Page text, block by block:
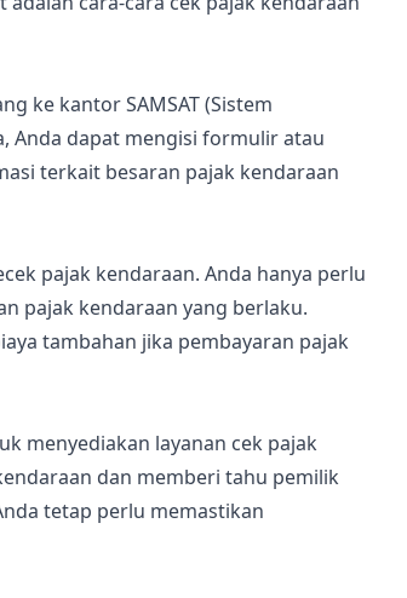
ke kantor SAMSAT (Sistem
Anda dapat mengisi formulir atau
terkait besaran pajak kendaraan
pajak kendaraan. Anda hanya perlu
pajak kendaraan yang berlaku.
tambahan jika pembayaran pajak
menyediakan layanan cek pajak
dan memberi tahu pemilik
tetap perlu memastikan